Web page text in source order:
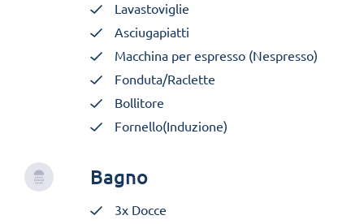
Lavastoviglie
Asciugapiatti
Macchina per espresso (Nespresso)
Fonduta/Raclette
Bollitore
Fornello(Induzione)
Bagno
3x Docce